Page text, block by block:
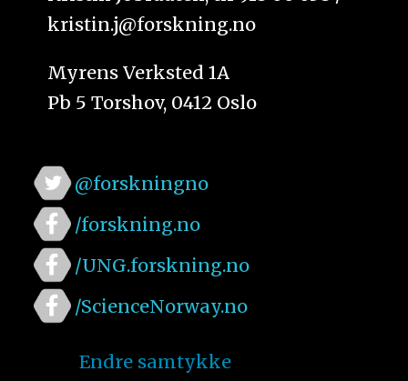
kristin.j@forskning.no
Myrens Verksted 1A
Pb 5 Torshov, 0412 Oslo
@forskningno
/forskning.no
/UNG.forskning.no
/ScienceNorway.no
Endre samtykke